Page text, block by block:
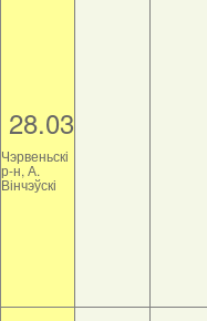
28.03
Чэрвеньскі
р-н, А.
Вінчэўскі